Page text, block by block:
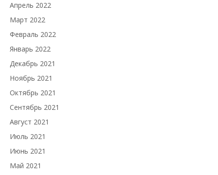
Апрель 2022
Март 2022
Февраль 2022
Январь 2022
Декабрь 2021
Ноябрь 2021
Октябрь 2021
Сентябрь 2021
Август 2021
Июль 2021
Июнь 2021
Май 2021